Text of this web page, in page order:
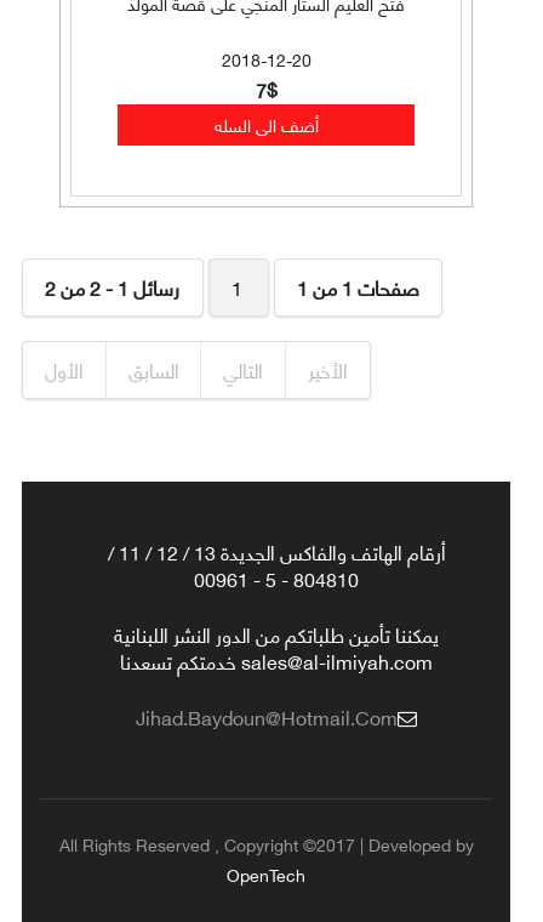
2018-12-20
7$
رسائل 1 - 2 من 2 1 صفحات 1 من 1
الأول السابق التالي الأخير
أرقام الهاتف والفاكس الجديدة 13 / 12 / 11 /
804810 - 5 - 00961
يمكننا تأمين طلباتكم من الدور النشر اللبنانية
sales@al-ilmiyah.com خدمتكم تسعدنا
Jihad.baydoun@hotmail.com
All Rights Reserved , Copyright ©2017 | Developed by
OpenTech